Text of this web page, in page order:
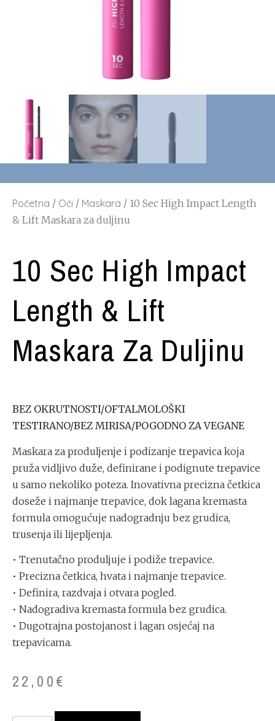
Početna / Oči / Maskara / 10 Sec High Impact Length
& Lift Maskara za duljinu
10 Sec High Impact
Length & Lift
Maskara Za Duljinu
BEZ OKRUTNOSTI/OFTALMOLOŠKI
TESTIRANO/BEZ MIRISA/POGODNO ZA VEGANE
Maskara za produljenje i podizanje trepavica koja
pruža vidljivo duže, definirane i podignute trepavice
u samo nekoliko poteza. Inovativna precizna četkica
doseže i najmanje trepavice, dok lagana kremasta
formula omogućuje nadogradnju bez grudica,
trusenja ili lijepljenja.
• Trenutačno produljuje i podiže trepavice.
• Precizna četkica, hvata i najmanje trepavice.
• Definira, razdvaja i otvara pogled.
• Nadogradiva kremasta formula bez grudica.
• Dugotrajna postojanost i lagan osjećaj na
trepavicama.
22,00€